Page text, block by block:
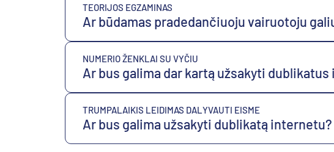
TEORIJOS EGZAMINAS
Ar būdamas pradedančiuoju vairuotoju
NUMERIO ŽENKLAI SU VYČIU
Ar bus galima dar kartą užsakyti
TRUMPALAIKIS LEIDIMAS DALYVAUTI EISME
Ar bus galima užsakyti dublikatą internetu?